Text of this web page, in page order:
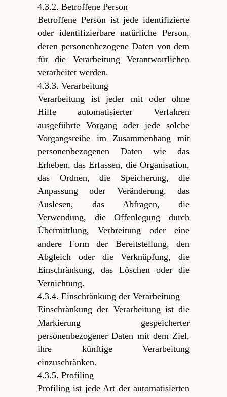
4.3.2. Betroffene Person
Betroffene Person ist jede identifizierte
oder identifizierbare natürliche Person,
deren personenbezogene Daten von dem
für die Verarbeitung Verantwortlichen
verarbeitet werden.
4.3.3. Verarbeitung
Verarbeitung ist jeder mit oder ohne
Hilfe automatisierter Verfahren
ausgeführte Vorgang oder jede solche
Vorgangsreihe im Zusammenhang mit
personenbezogenen Daten wie das
Erheben, das Erfassen, die Organisation,
das Ordnen, die Speicherung, die
Anpassung oder Veränderung, das
Auslesen, das Abfragen, die
Verwendung, die Offenlegung durch
Übermittlung, Verbreitung oder eine
andere Form der Bereitstellung, den
Abgleich oder die Verknüpfung, die
Einschränkung, das Löschen oder die
Vernichtung.
4.3.4. Einschränkung der Verarbeitung
Einschränkung der Verarbeitung ist die
Markierung gespeicherter
personenbezogener Daten mit dem Ziel,
ihre künftige Verarbeitung
einzuschränken.
4.3.5. Profiling
Profiling ist jede Art der automatisierten